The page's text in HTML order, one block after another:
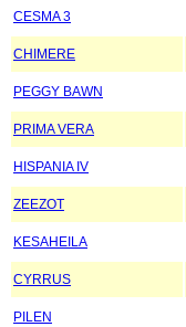
CESMA 3
CHIMERE
PEGGY BAWN
PRIMA VERA
HISPANIA IV
ZEEZOT
KESAHEILA
CYRRUS
PILEN